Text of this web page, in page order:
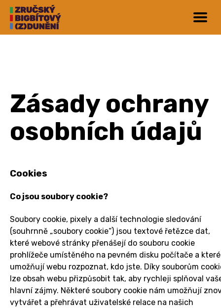
Zásady ochrany
osobních údajů
Cookies
Co jsou soubory cookie?
Soubory cookie, pixely a další technologie sledování
(souhrnně „soubory cookie“) jsou textové řetězce dat,
které webové stránky přenášejí do souboru cookie
prohlížeče umístěného na pevném disku počítače a které
umožňují webu rozpoznat, kdo jste. Díky souborům
lze obsah webu přizpůsobit tak, aby rychleji splňoval
hlavní zájmy. Některé soubory cookie nám umožňují
vytvářet a přehrávat uživatelské relace na našich